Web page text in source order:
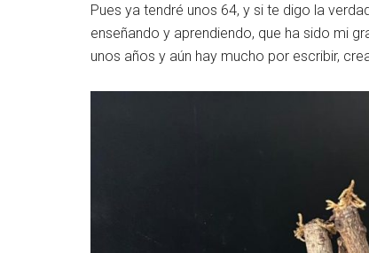
Pues ya tendré unos 64, y si te digo la
enseñando y aprendiendo, que ha sido mi
unos años y aún hay mucho por escribir,